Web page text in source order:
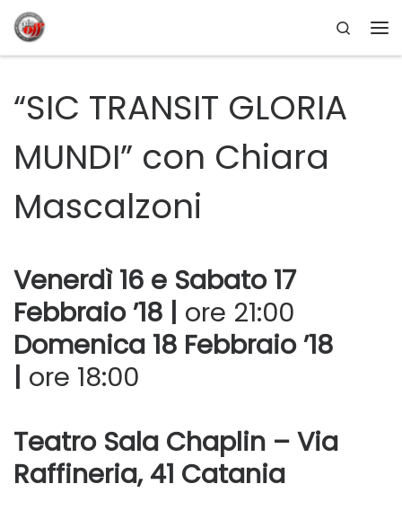
Passa al contenuto
Search
“SIC TRANSIT GLORIA
MUNDI” con Chiara
Mascalzoni
Venerdì 16 e Sabato 17
Febbraio ’18 | ore 21:00
Domenica 18 Febbraio ’18
| ore 18:00
Teatro Sala Chaplin – Via
Raffineria, 41 Catania